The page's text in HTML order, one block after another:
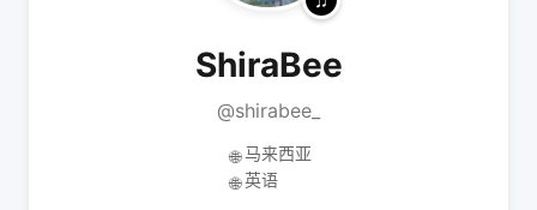
ShiraBee
@shirabee_
🌐 马来西亚
🌐 英语